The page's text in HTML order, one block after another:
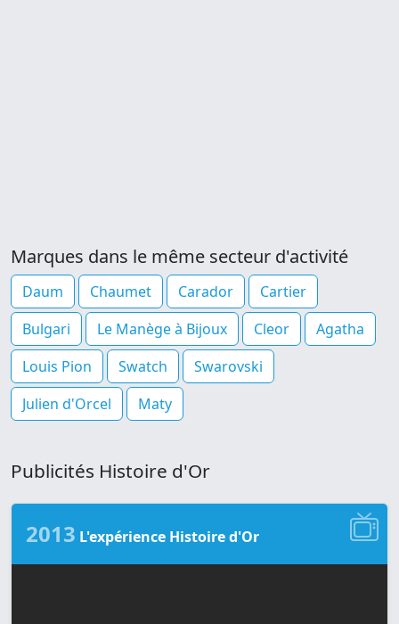
Marques dans le même secteur d'activité
Daum Chaumet Carador
Cartier
Bulgari
Le Manège à Bijoux Cleor
Agatha
Louis Pion
Swatch
Swarovski
Julien d'Orcel
Maty
Publicités Histoire d'Or
2013 L'expérience Histoire d'Or